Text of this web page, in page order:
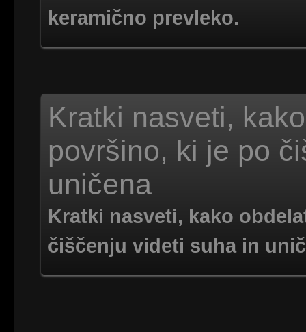
keramično prevleko.
Kratki nasveti,
površino, ki je po
uničena
Kratki nasveti, kako
čiščenju videti suha in